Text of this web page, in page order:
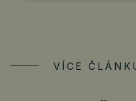
VÍCE